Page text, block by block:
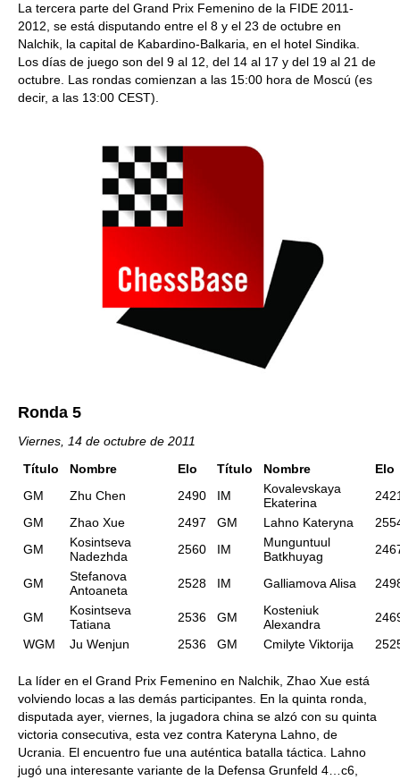
La tercera parte del Grand Prix Femenino de la FIDE 2011-
2012, se está disputando entre el 8 y el 23 de octubre en
Nalchik, la capital de Kabardino-Balkaria, en el hotel Sindika.
Los días de juego son del 9 al 12, del 14 al 17 y del 19 al 21 de
octubre. Las rondas comienzan a las 15:00 hora de Moscú (es
decir, a las 13:00 CEST).
Ronda 5
Viernes, 14 de octubre de 2011
Título
Nombre Elo Título Nombre
Elo
GM
Zhu Chen 2490 IM
Kovalevskaya
Ekaterina
GM
Zhao Xue 2497 GM Lahno Kateryna
GM
Kosintseva
Nadezhda
2560 IM
Munguntuul
Batkhuyag
GM
Stefanova
Antoaneta
2528 IM Galliamova Alisa
GM
Kosintseva
Tatiana
2536 GM
Kosteniuk
Alexandra
WGM
Ju Wenjun 2536 GM Cmilyte Viktorija
La líder en el Grand Prix Femenino en Nalchik, Zhao Xue está
volviendo locas a las demás participantes. En la quinta ronda,
disputada ayer, viernes, la jugadora china se alzó con su quinta
victoria consecutiva, esta vez contra Kateryna Lahno, de
Ucrania. El encuentro fue una auténtica batalla táctica. Lahno
jugó una interesante variante de la Defensa Grunfeld 4…c6,